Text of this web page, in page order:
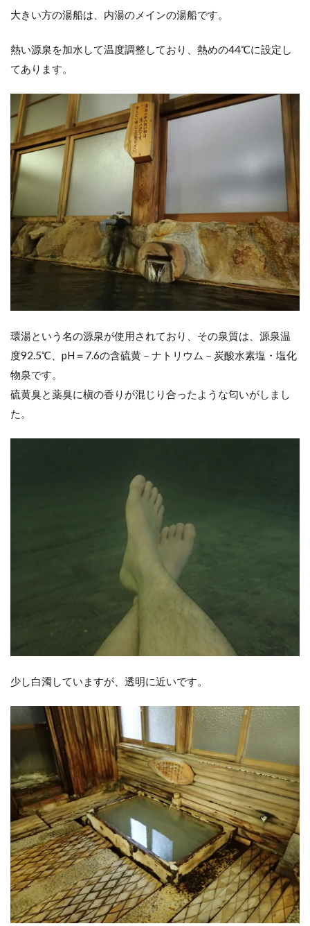
大きい方の湯船は、内湯のメインの湯船です。
熱い源泉を加水して温度調整しており、熱めの44℃に設定し
てあります。
環湯という名の源泉が使用されており、その泉質は、源泉温
度92.5℃、pH＝7.6の含硫黄－ナトリウム－炭酸水素塩・塩化
物泉です。
硫黄臭と薬臭に槇の香りが混じり合ったような匂いがしまし
た。
少し白濁していますが、透明に近いです。